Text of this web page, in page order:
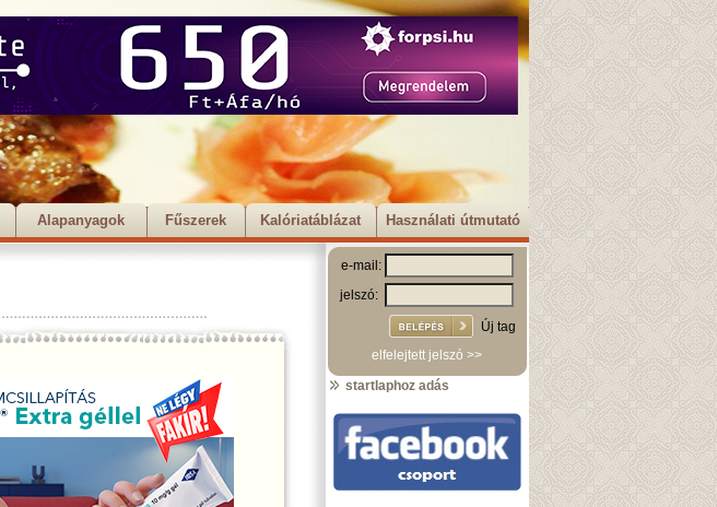
Alapanyagok Fűszerek Kalóriatáblázat Használati útmutató
e-mail:
jelszó:
Új tag
elfelejtett jelszó >>
startlaphoz adás